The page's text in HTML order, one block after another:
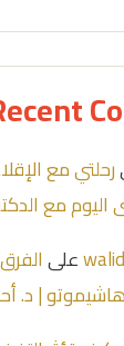
رحلتي مع
على
| د.